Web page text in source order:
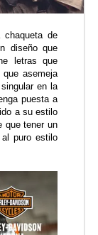
chaqueta de
diseño que
letras que
asemeja
en la
puesta a
a su estilo
que tener un
puro estilo